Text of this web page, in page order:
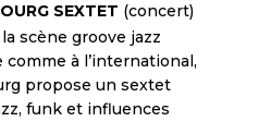
SEXTET (concert)
scène groove jazz
comme à l’international,
propose un sextet
funk et influences